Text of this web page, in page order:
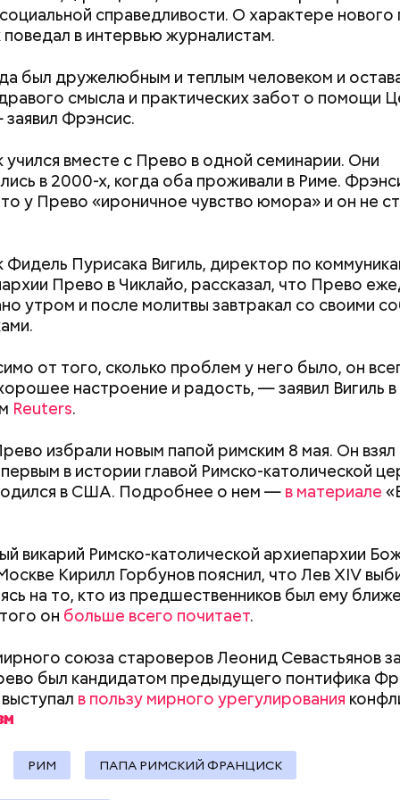
справедливости. О характере нового
поведал в интервью журналистам.
был дружелюбным и теплым человеком и
смысла и практических забот о помощи
Фрэнсис.
учился вместе с Прево в одной семинарии. Они
в 2000-х, когда оба проживали в Риме.
у Прево «ироничное чувство юмора» и он не
Фидель Пурисака Вигиль, директор по
Прево в Чиклайо, рассказал, что Прево
утром и после молитвы завтракал со своими
от того, сколько проблем у него было, он
настроение и радость, — заявил Вигиль
Reuters.
избрали новым папой римским 8 мая. Он взял
в истории главой Римско-католической
в США. Подробнее о нем — в материале
викарий Римско-католической архиепархии
Кирилл Горбунов пояснил, что Лев XIV
на то, кто из предшественников был ему
он больше всего почитает.
союза староверов Леонид Севастьянов
был кандидатом предыдущего понтифика
в пользу мирного урегулирования
РИМ ПАПА РИМСКИЙ ФРАНЦИСК
Тадзима потеряла мужа. А спустя 11 лет
В 2015 году, когда ей было 115 лет, она была
человеком в Японии, а в 2017-м — старейшим
Также она была последним человеком,
(118 лет)
года мир потрясло известие об убийстве 35-
США Джона Кеннеди. Убийцей оказался 24-
управления в окружную тюрьму.
освещался в СМИ в прямом эфире. В какой-
политика Инэдзиро Асанумы
Как узнать, снесут ли дом по
искать информацию и сроки
диабета